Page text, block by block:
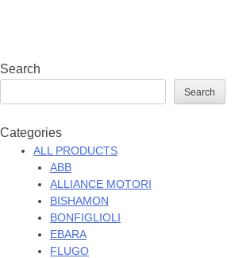
Search
Search
Categories
ALL PRODUCTS
ABB
ALLIANCE MOTORI
BISHAMON
BONFIGLIOLI
EBARA
FLUGO